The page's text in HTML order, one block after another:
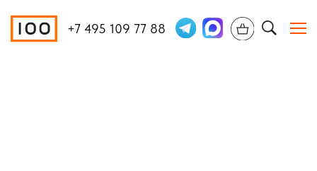
+7 495 109 77 88